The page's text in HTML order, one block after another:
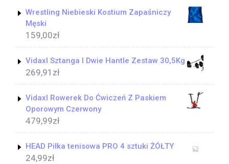
Wrestling Niebieski Kostium Zapaśniczy
Męski
159,00zł
Vidaxl Sztanga I Dwie Hantle Zestaw 30,5Kg
269,91 zł
Vidaxl Rowerek Do Ćwiczeń Z Paskiem
Oporowym Czerwony
479,99zł
HEAD Piłka tenisowa PRO 4 sztuki ŻÓŁTY
24,99zł